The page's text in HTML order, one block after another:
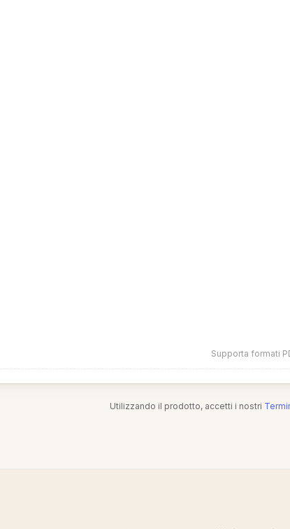
Supporta formati
Utilizzando il prodotto, accetti i nostri